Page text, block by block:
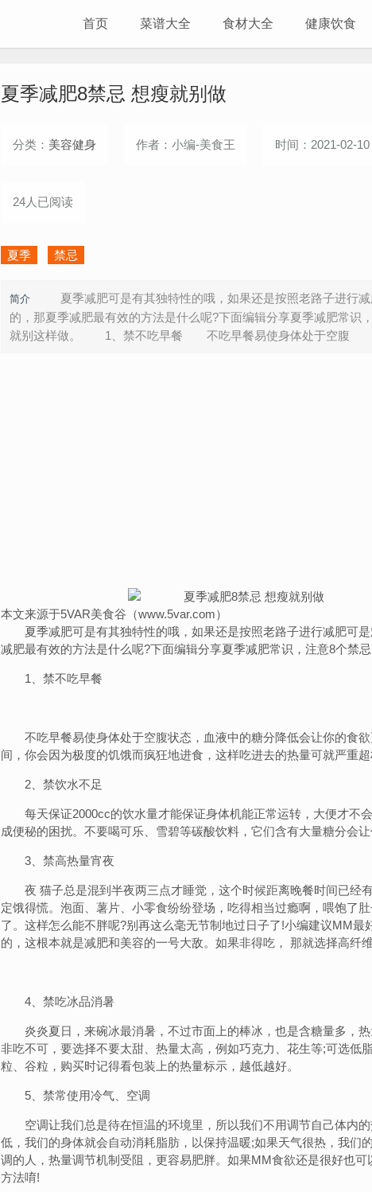
首页 菜谱大全 食材大全 健康饮食
夏季减肥8禁忌 想瘦就别做
分类： 美容健身 作者：小编-美食王 时间：2021-02-10
24人已阅读
夏季 禁忌
简介
夏季减肥可是有其独特性的哦，如果还是按照老路子进行减
的，那夏季减肥最有效的方法是什么呢?下面编辑分享夏季减肥常识
就别这样做。 1、禁不吃早餐 不吃早餐易使身体处于空腹
本文来源于5VAR美食谷（www.5var.com）
夏季减肥可是有其独特性的哦，如果还是按照老路子进行减肥可是
减肥最有效的方法是什么呢?下面编辑分享夏季减肥常识，注意8个禁忌
1、禁不吃早餐
不吃早餐易使身体处于空腹状态，血液中的糖分降低会让你的食欲
间，你会因为极度的饥饿而疯狂地进食，这样吃进去的热量可就严重超
2、禁饮水不足
每天保证2000cc的饮水量才能保证身体机能正常运转，大便才不
成便秘的困扰。不要喝可乐、雪碧等碳酸饮料，它们含有大量糖分会让
3、禁高热量宵夜
夜 猫子总是混到半夜两三点才睡觉，这个时候距离晚餐时间已经
定饿得慌。泡面、薯片、小零食纷纷登场，吃得相当过瘾啊，喂饱了
了。这样怎么能不胖呢?别再这么毫无节制地过日子了!小编建议MM最
的，这根本就是减肥和美容的一号大敌。如果非得吃， 那就选择高纤
4、禁吃冰品消暑
炎炎夏日，来碗冰最消暑，不过市面上的棒冰，也是含糖量多，热
非吃不可，要选择不要太甜、热量太高，例如巧克力、花生等;可选低
粒、谷粒，购买时记得看包装上的热量标示，越低越好。
5、禁常使用冷气、空调
空调让我们总是待在恒温的环境里，所以我们不用调节自己体内的
低，我们的身体就会自动消耗脂肪，以保持温暖;如果天气很热，我们
调的人，热量调节机制受阻，更容易肥胖。如果MM食欲还是很好也可
方法唷!